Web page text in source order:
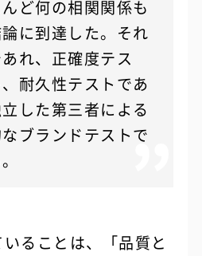
ど何の相関関係も
に到達した。それ
れ、正確度テス
耐久性テストであ
した第三者による
ブランドテストで
ることは、「品質と